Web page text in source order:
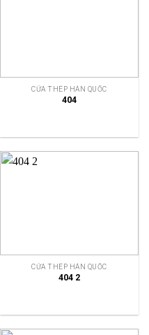
CỬA THÉP HÀN QUỐC
404
CỬA THÉP HÀN QUỐC
404 2